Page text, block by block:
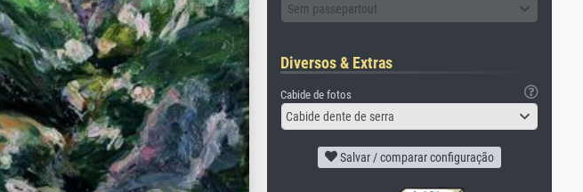
Sem passepartout
Diversos & Extras
Cabide de fotos
Cabide dente de serra
Salvar / comparar configuração